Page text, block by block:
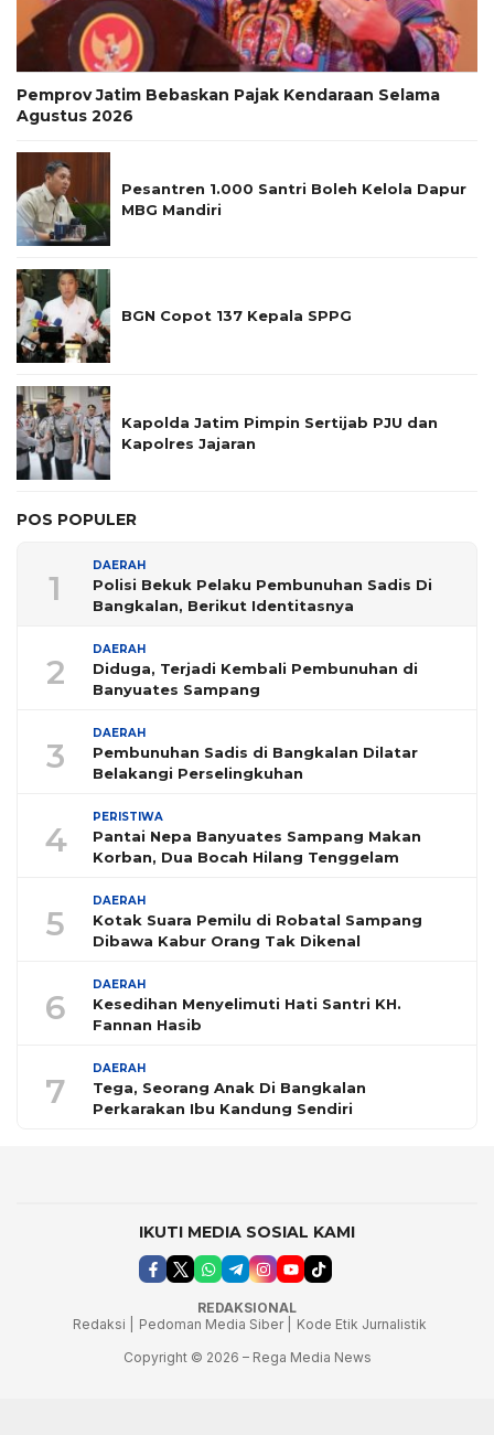
Pemprov Jatim Bebaskan Pajak Kendaraan Selama
Agustus 2026
Pesantren 1.000 Santri Boleh Kelola Dapur
MBG Mandiri
BGN Copot 137 Kepala SPPG
Kapolda Jatim Pimpin Sertijab PJU dan
Kapolres Jajaran
POS POPULER
1
DAERAH
Polisi Bekuk Pelaku Pembunuhan Sadis Di
Bangkalan, Berikut Identitasnya
2
DAERAH
Diduga, Terjadi Kembali Pembunuhan di
Banyuates Sampang
3
DAERAH
Pembunuhan Sadis di Bangkalan Dilatar
Belakangi Perselingkuhan
4
PERISTIWA
Pantai Nepa Banyuates Sampang Makan
Korban, Dua Bocah Hilang Tenggelam
5
DAERAH
Kotak Suara Pemilu di Robatal Sampang
Dibawa Kabur Orang Tak Dikenal
6
DAERAH
Kesedihan Menyelimuti Hati Santri KH.
Fannan Hasib
7
DAERAH
Tega, Seorang Anak Di Bangkalan
Perkarakan Ibu Kandung Sendiri
IKUTI MEDIA SOSIAL KAMI
REDAKSIONAL
Redaksi |
Pedoman Media Siber |
Kode Etik Jurnalistik
Copyright © 2026 – Rega Media News